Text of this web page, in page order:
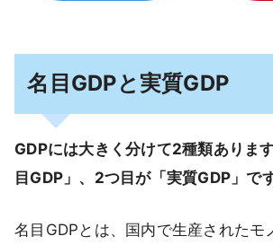
名目GDPと実質GDP
GDPには大きく分けて2種類ありま
目GDP」、2つ目が「実質GDP」です
名目GDPとは、国内で生産されたモ